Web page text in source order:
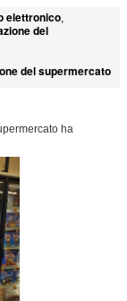
elettronico,
del
del supermercato
ha